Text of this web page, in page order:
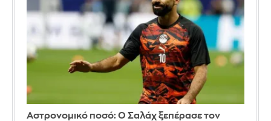
Αστρονομικό ποσό: Ο Σαλάχ ξεπέρασε τον